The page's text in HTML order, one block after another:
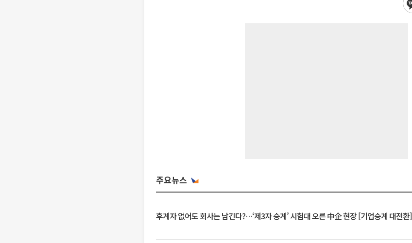
주요뉴스
후계자 없어도 회사는 남긴다?…‘제3자 승계’ 시험대 오른 中企 현장 [기업승계 대전환]